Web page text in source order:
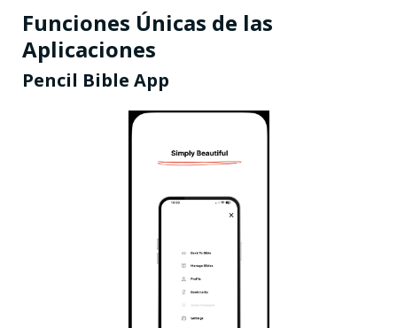
Funciones Únicas de las
Aplicaciones
Pencil Bible App